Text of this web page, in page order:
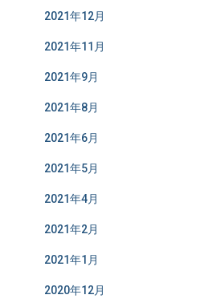
2021年12月
2021年11月
2021年9月
2021年8月
2021年6月
2021年5月
2021年4月
2021年2月
2021年1月
2020年12月